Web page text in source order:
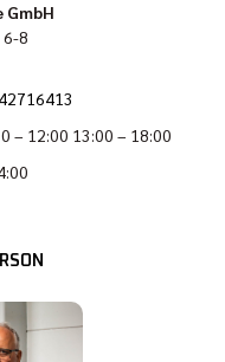
GmbH
6-8
– 12:00 13:00 – 18:00